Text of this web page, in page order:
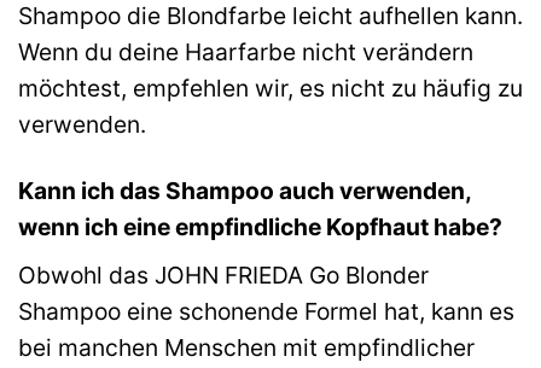
Shampoo die Blondfarbe leicht aufhellen kann.
Wenn du deine Haarfarbe nicht verändern
möchtest, empfehlen wir, es nicht zu häufig zu
verwenden.
Kann ich das Shampoo auch verwenden,
wenn ich eine empfindliche Kopfhaut habe?
Obwohl das JOHN FRIEDA Go Blonder
Shampoo eine schonende Formel hat, kann es
bei manchen Menschen mit empfindlicher